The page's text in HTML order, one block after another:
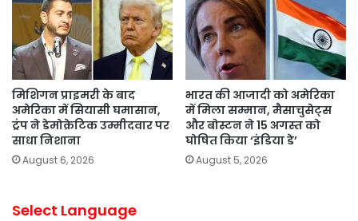
मिशिगन प्राइमरी के बाद
अमेरिका में सियासी घमासान,
ट्रंप ने डेमोक्रेटिक उम्मीदवार पर
साधा निशाना
August 6, 2026
भारत की आजादी को अमेरिका
में मिला सम्मान, मैसाचुसेट्स
और बोस्टन ने 15 अगस्त को
घोषित किया ‘इंडिया डे’
August 5, 2026
Select Language